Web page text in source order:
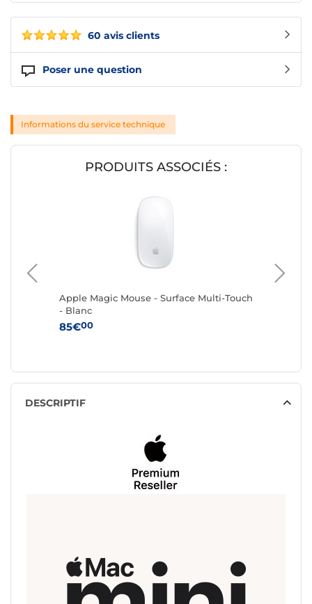
60 avis clients
Poser une question
Informations du service technique
PRODUITS ASSOCIÉS :
Apple Magic Mouse - Surface Multi-Touch
- Blanc
85€00
DESCRIPTIF